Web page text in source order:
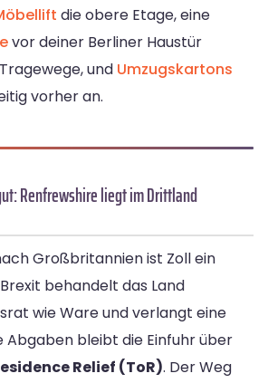
die obere Etage, eine
vor deiner Berliner Haustür
und Umzugskartons
vorher an.
Renfrewshire liegt im Drittland
Großbritannien ist Zoll ein
behandelt das Land
wie Ware und verlangt eine
Abgaben bleibt die Einfuhr über
Relief (ToR). Der Weg